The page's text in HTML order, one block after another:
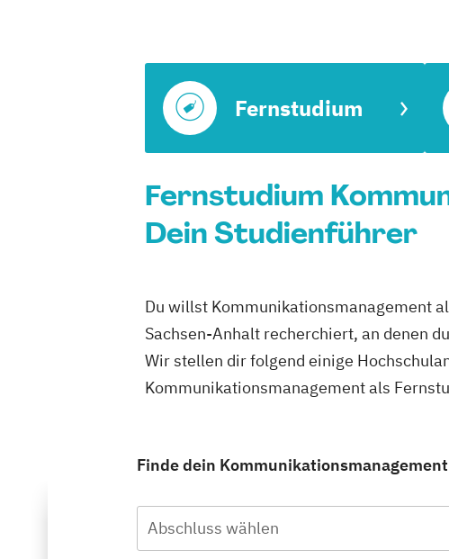
Fernstudium
Fernstudium
Dein Studienführer
Du willst Kommunikationsmanagement
Sachsen-Anhalt recherchiert, an denen
Wir stellen dir folgend einige
Kommunikationsmanagement als
Finde dein
Abschluss wählen